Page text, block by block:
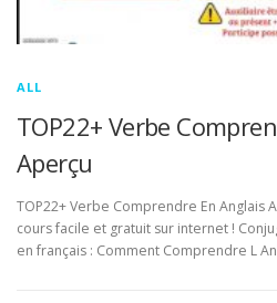
ALL
TOP22+ Verbe
Aperçu
TOP22+ Verbe Comprendre En Anglais
cours facile et gratuit sur internet !
en français : Comment Comprendre L